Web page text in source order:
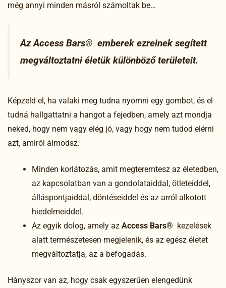
még annyi minden másról számoltak be…
Az Access Bars® emberek ezreinek segített
megváltoztatni életük különböző területeit.
Képzeld el, ha valaki meg tudna nyomni egy gombot, és el
tudná hallgattatni a hangot a fejedben, amely azt mondja
neked, hogy nem vagy elég jó, vagy hogy nem tudod elérni
azt, amiről álmodsz.
Minden korlátozás, amit megteremtesz az életedben,
az kapcsolatban van a gondolataiddal, ötleteiddel,
álláspontjaiddal, döntéseiddel és az arról alkotott
hiedelmeiddel.
Az egyik dolog, amely az Access Bars® kezelések
alatt természetesen megjelenik, és az egész életet
megváltoztatja, az a befogadás.
Hányszor van az, hogy csak egyszerűen elengedünk